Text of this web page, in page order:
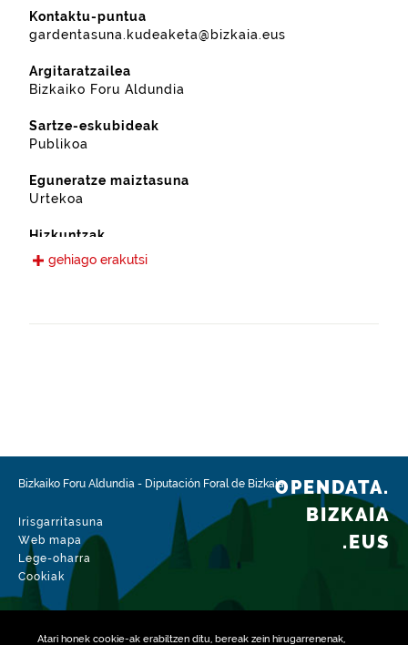
Atari honek cookie-ak erabiltzen ditu, bereak zein hirugarrenenak,
Kontaktu-puntua
gardentasuna.kudeaketa@bizkaia.eus
Argitaratzailea
Bizkaiko Foru Aldundia
Sartze-eskubideak
Publikoa
Eguneratze maiztasuna
Urtekoa
Hizkuntzak
Gaztelania
Datu-multzoaren aldaketa-data
2026-02-15
gehiago erakutsi
Bizkaiko Foru Aldundia - Diputación Foral de Bizkaia
Irisgarritasuna
Web mapa
Lege-oharra
Cookiak
OPENDATA.
BIZKAIA
.EUS